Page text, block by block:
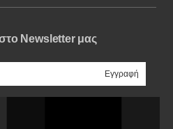
Newsletter μας